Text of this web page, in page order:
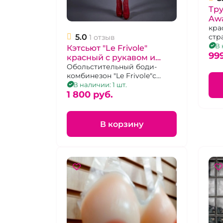
5.0 1 отзыв
Кэтсьют "Le Frivole"
красный с рукавом и
вырезом на груди
Обольстительный боди-
комбинезон "Le Frivole"c
рукавами и вырезом на
груди, цвет красный, р-р 42-
В наличии: 1 шт.
1 800 pуб.
В корзину
В